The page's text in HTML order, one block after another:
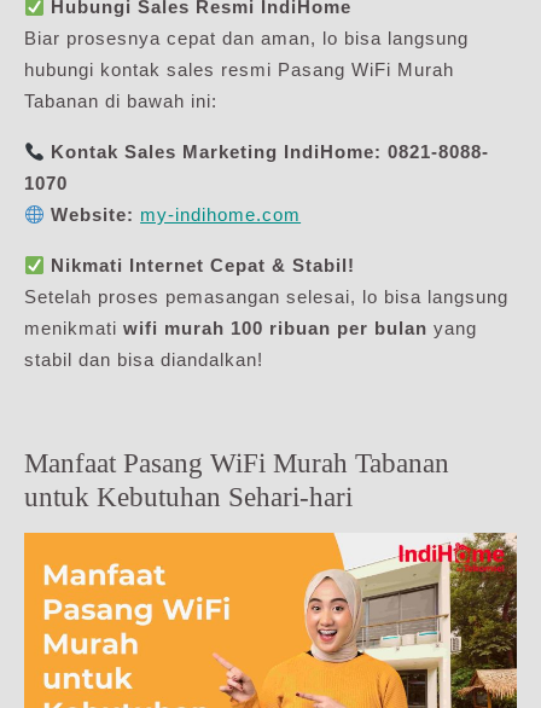
Hubungi Sales Resmi IndiHome
Biar prosesnya cepat dan aman, lo bisa langsung
hubungi kontak sales resmi Pasang WiFi Murah
Tabanan di bawah ini:
Kontak Sales Marketing IndiHome: 0821-8088-
1070
Website: my-indihome.com
Nikmati Internet Cepat & Stabil!
Setelah proses pemasangan selesai, lo bisa langsung
menikmati wifi murah 100 ribuan per bulan yang
stabil dan bisa diandalkan!
Manfaat Pasang WiFi Murah Tabanan
untuk Kebutuhan Sehari-hari